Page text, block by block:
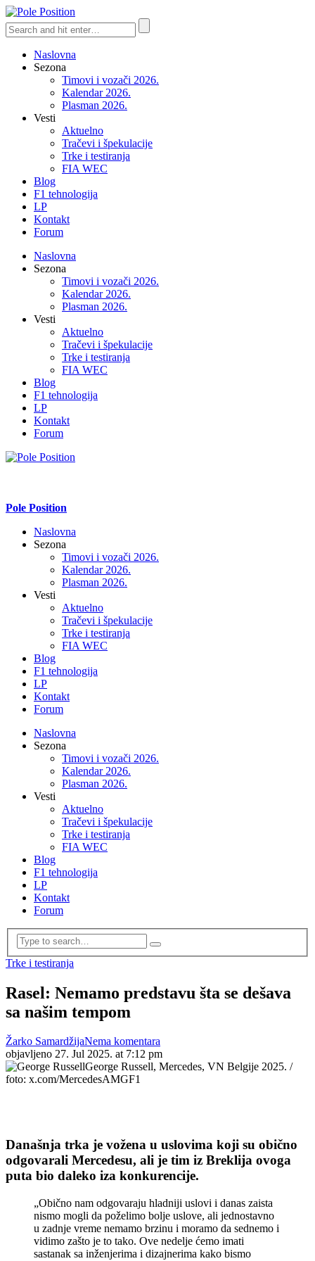
Naslovna
Sezona
Timovi i vozači 2026.
Kalendar 2026.
Plasman 2026.
Vesti
Aktuelno
Tračevi i špekulacije
Trke i testiranja
FIA WEC
Blog
F1 tehnologija
LP
Kontakt
Forum
Naslovna
Sezona
Timovi i vozači 2026.
Kalendar 2026.
Plasman 2026.
Vesti
Aktuelno
Tračevi i špekulacije
Trke i testiranja
FIA WEC
Blog
F1 tehnologija
LP
Kontakt
Forum
Pole Position
Naslovna
Sezona
Timovi i vozači 2026.
Kalendar 2026.
Plasman 2026.
Vesti
Aktuelno
Tračevi i špekulacije
Trke i testiranja
FIA WEC
Blog
F1 tehnologija
LP
Kontakt
Forum
Naslovna
Sezona
Timovi i vozači 2026.
Kalendar 2026.
Plasman 2026.
Vesti
Aktuelno
Tračevi i špekulacije
Trke i testiranja
FIA WEC
Blog
F1 tehnologija
LP
Kontakt
Forum
Trke i testiranja
Rasel: Nemamo predstavu šta se dešava
sa našim tempom
Žarko SamardžijaNema komentara
objavljeno 27. Jul 2025. at 7:12 pm
George Russell, Mercedes, VN Belgije 2025. /
foto: x.com/MercedesAMGF1
Današnja trka je vožena u uslovima koji su obično
odgovarali Mercedesu, ali je tim iz Breklija ovoga
puta bio daleko iza konkurencije.
„Obično nam odgovaraju hladniji uslovi i danas zaista
nismo mogli da poželimo bolje uslove, ali jednostavno
u zadnje vreme nemamo brzinu i moramo da sednemo i
vidimo zašto je to tako. Ove nedelje ćemo imati
sastanak sa inženjerima i dizajnerima kako bismo